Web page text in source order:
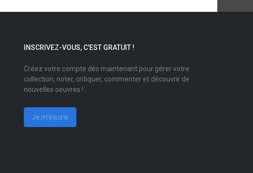
INSCRIVEZ-VOUS, C'EST GRATUIT !
Créez votre compte dès maintenant pour gérer votre
collection, noter, critiquer, commenter et découvrir de
nouvelles oeuvres !
Je m'inscris